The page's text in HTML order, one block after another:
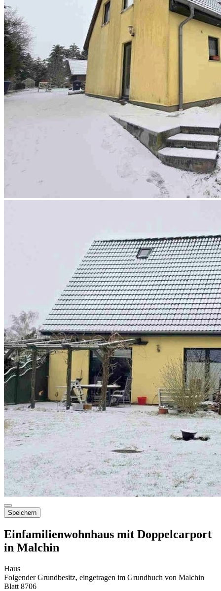
Speichern
Einfamilienwohnhaus mit Doppelcarport
in Malchin
Haus
Folgender Grundbesitz, eingetragen im Grundbuch von Malchin
Blatt 8706